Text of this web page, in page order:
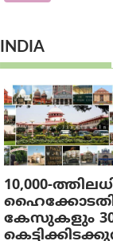
INDIA
10,000-
കേസുകളും